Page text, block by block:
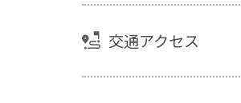
交通アクセス